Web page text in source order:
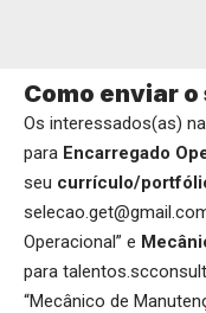
Como enviar
Os interessados(as)
para Encarregado
seu currículo/
Operacional” e
para
“Mecânico de